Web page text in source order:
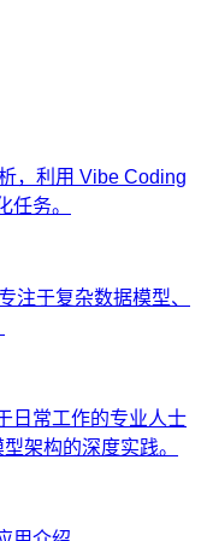
，利用 Vibe Coding
任务。
注于复杂数据模型、
日常工作的专业人士
架构的深度实践。